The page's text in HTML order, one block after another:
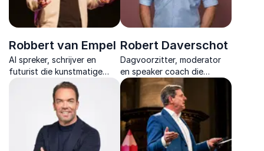
Robbert van Empel
AI spreker, schrijver en
futurist die kunstmatige
intelligentie helder, energiek
en praktisch maakt voor
organisaties die vooruit
Robert Daverschot
Dagvoorzitter, moderator
en speaker coach die
inhoud, interactie en energie
moeiteloos samenbrengt en
ieder programma
professioneel begeleidt.